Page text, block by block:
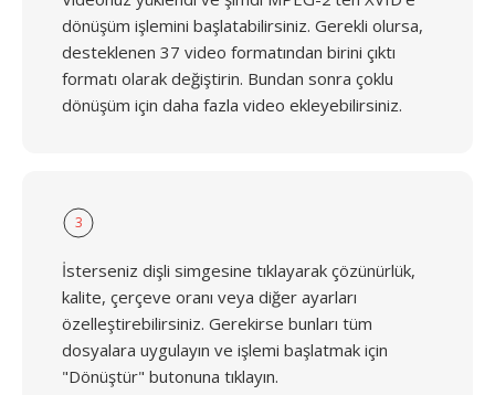
dönüşüm işlemini başlatabilirsiniz. Gerekli olursa,
desteklenen 37 video formatından birini çıktı
formatı olarak değiştirin. Bundan sonra çoklu
dönüşüm için daha fazla video ekleyebilirsiniz.
3
İsterseniz dişli simgesine tıklayarak çözünürlük,
kalite, çerçeve oranı veya diğer ayarları
özelleştirebilirsiniz. Gerekirse bunları tüm
dosyalara uygulayın ve işlemi başlatmak için
"Dönüştür" butonuna tıklayın.